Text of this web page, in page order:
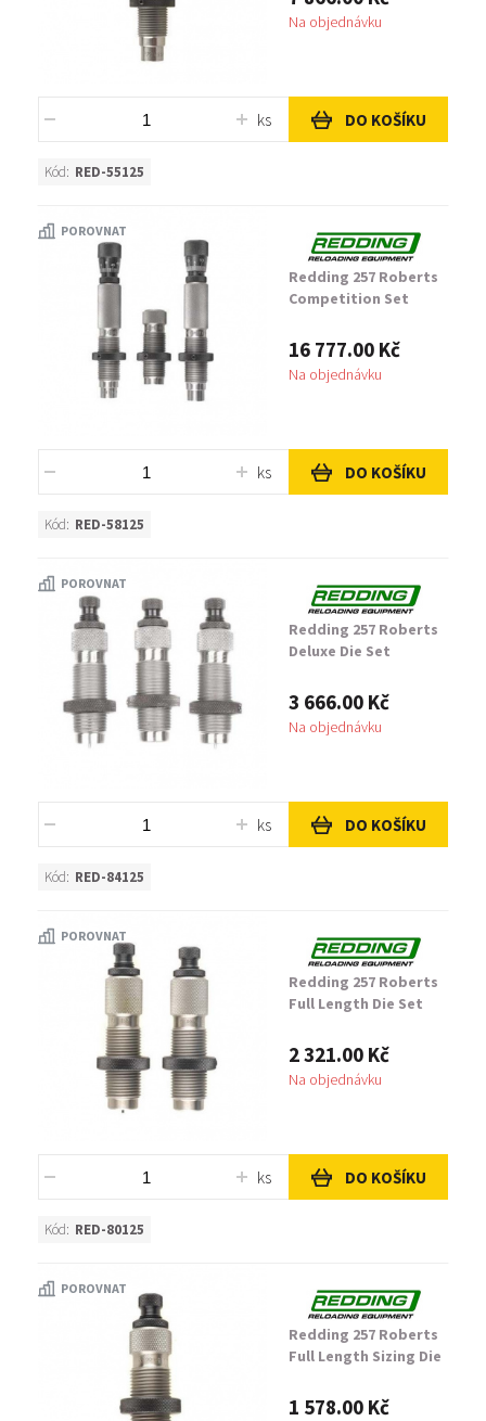
Na objednávku
ks DO KOŠÍKU
Kód: RED-55125
POROVNAT
Redding 257 Roberts
Competition Set
16 777.00 Kč
Na objednávku
ks DO KOŠÍKU
Kód: RED-58125
POROVNAT
Redding 257 Roberts
Deluxe Die Set
3 666.00 Kč
Na objednávku
ks DO KOŠÍKU
Kód: RED-84125
POROVNAT
Redding 257 Roberts
Full Length Die Set
2 321.00 Kč
Na objednávku
ks DO KOŠÍKU
Kód: RED-80125
POROVNAT
Redding 257 Roberts
Full Length Sizing Die
1 578.00 Kč